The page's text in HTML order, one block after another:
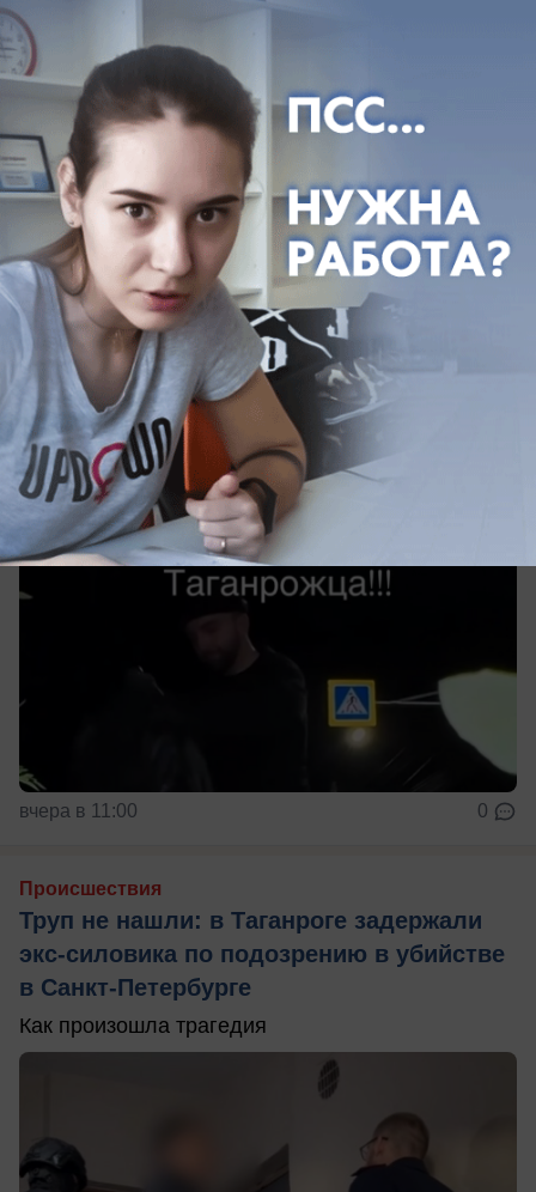
вчера в 12:15
Общество
Павел Деревянко помог решить одну из
мусорных проблем Таганрога
Только после его публикации ликвидировали
свалку по ул. Энергетической
вчера в 11:00 0
Происшествия
Труп не нашли: в Таганроге задержали
экс-силовика по подозрению в убийстве
в Санкт-Петербурге
Как произошла трагедия